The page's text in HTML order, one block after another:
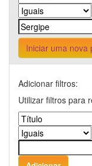
Iniciar uma nova
Adicionar filtros:
Utilizar filtros para